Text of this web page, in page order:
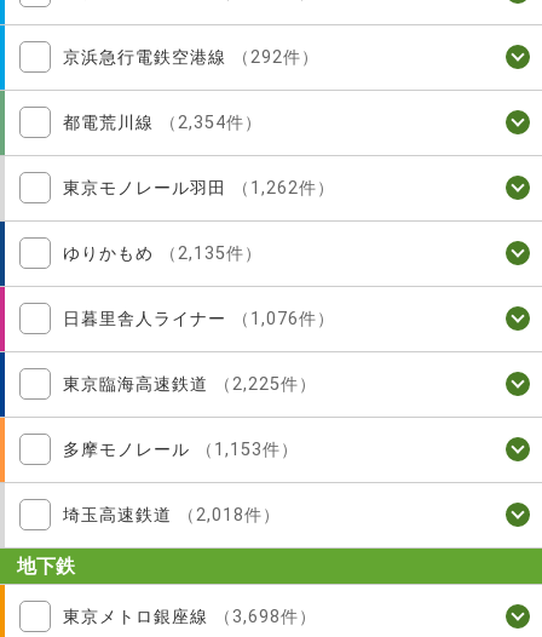
京浜急行電鉄空港線 （292件）
都電荒川線 （2,354件）
東京モノレール羽田 （1,262件）
ゆりかもめ （2,135件）
日暮里舎人ライナー （1,076件）
東京臨海高速鉄道 （2,225件）
多摩モノレール （1,153件）
埼玉高速鉄道 （2,018件）
地下鉄
東京メトロ銀座線 （3,698件）